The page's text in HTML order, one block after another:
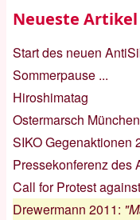
Neueste Artikel
Start des neuen
Sommerpause ...
Hiroshimatag
Ostermarsch
SIKO Gegenaktionen
Pressekonferenz des
Call for Protest
Drewermann 2011: